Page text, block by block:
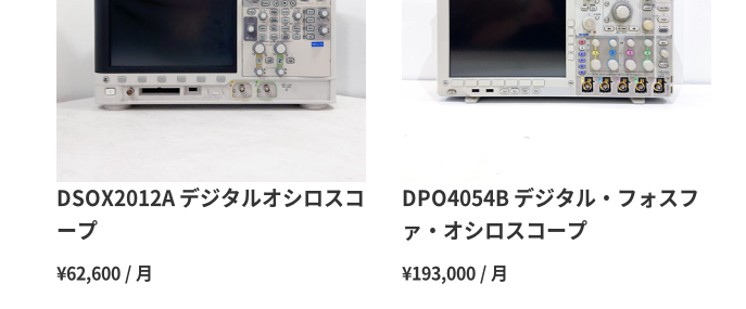
DSOX2012A デジタルオシロスコ
ープ
¥62,600 / 月
DPO4054B デジタル・フォスフ
ァ・オシロスコープ
¥193,000 / 月